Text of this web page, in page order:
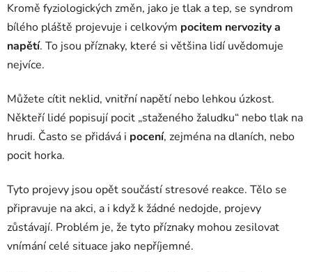
Kromě fyziologických změn, jako je tlak a tep, se syndrom
bílého pláště projevuje i celkovým pocitem nervozity a
napětí. To jsou příznaky, které si většina lidí uvědomuje
nejvíce.
Můžete cítit neklid, vnitřní napětí nebo lehkou úzkost.
Někteří lidé popisují pocit „staženého žaludku“ nebo tlak na
hrudi. Často se přidává i pocení, zejména na dlaních, nebo
pocit horka.
Tyto projevy jsou opět součástí stresové reakce. Tělo se
připravuje na akci, a i když k žádné nedojde, projevy
zůstávají. Problém je, že tyto příznaky mohou zesilovat
vnímání celé situace jako nepříjemné.